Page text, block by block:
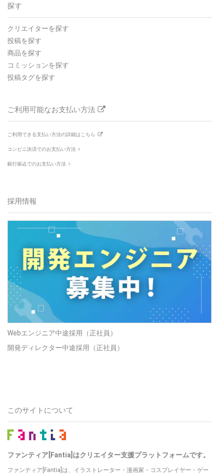
探す
クリエイターを探す
投稿を探す
商品を探す
コミッションを探す
投稿タグを探す
ご利用可能なお支払い方法
ご利用できる支払い方法の詳細はこちら
コンビニ決済でのお支払い方法
銀行振込でのお支払い方法
採用情報
Webエンジニア中途採用（正社員）
開発ディレクター中途採用（正社員）
このサイトについて
ファンティア[Fantia]はクリエイター支援プラットフォームです。
ファンティア[Fantia]は、イラストレーター・漫画家・コスプレイヤー・ゲー